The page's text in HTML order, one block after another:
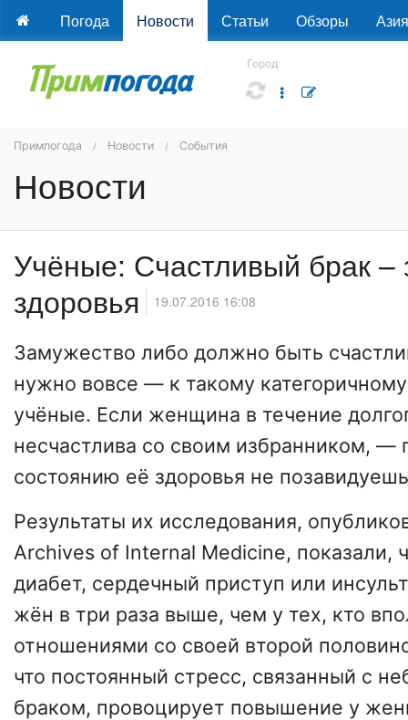
Погода Новости Статьи Обзоры Азия
Город
Примпогода Новости События
Новости
Учёные: Счастливый брак –
здоровья
19.07.2016 16:08
Замужество либо должно быть
нужно вовсе — к такому
учёные. Если женщина в течение
несчастлива со своим избранником, —
состоянию её здоровья не
Результаты их исследования,
Archives of Internal Medicine, показали,
диабет, сердечный приступ или
жён в три раза выше, чем у тех, кто
отношениями со своей второй
что постоянный стресс, связанный с
браком, провоцирует повышение у